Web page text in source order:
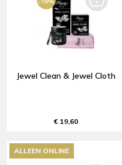
Jewel Clean & Jewel Cloth
€ 19,60
ALLEEN ONLINE